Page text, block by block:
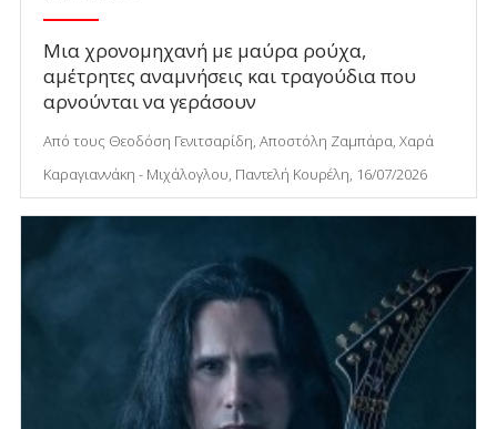
Μια χρονομηχανή με μαύρα ρούχα,
αμέτρητες αναμνήσεις και τραγούδια που
αρνούνται να γεράσουν
Από τους Θεοδόση Γενιτσαρίδη, Αποστόλη Ζαμπάρα, Χαρά
Καραγιαννάκη - Μιχάλογλου, Παντελή Κουρέλη, 16/07/2026